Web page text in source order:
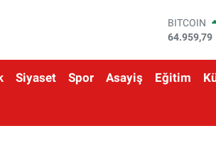
DOLAR
47,7436
STERLİN
Siyaset Spor Asayiş Eğitim